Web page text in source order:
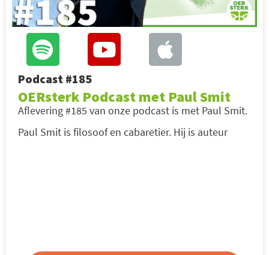
Podcast #185
OERsterk Podcast met Paul Smit
Aflevering #185 van onze podcast is met Paul Smit.
Paul Smit is filosoof en cabaretier. Hij is auteur